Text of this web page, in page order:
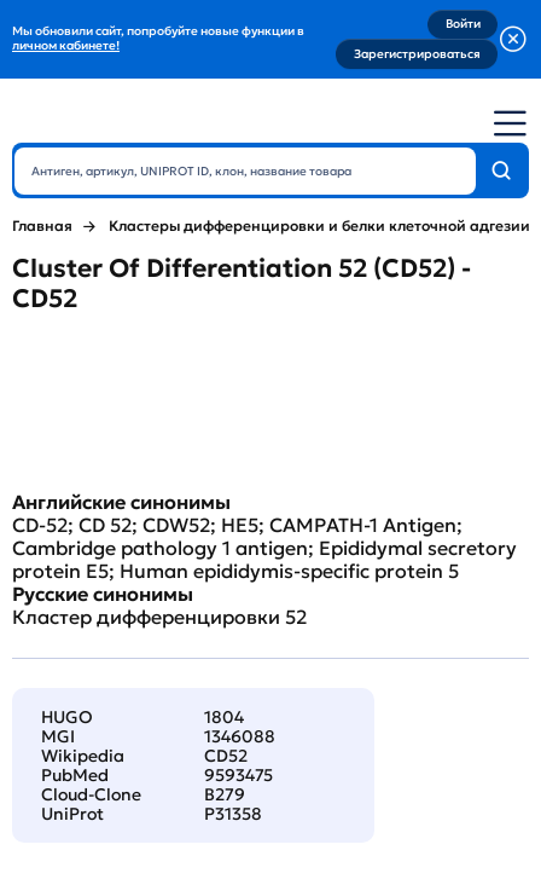
Мы обновили сайт, попробуйте новые функции в
личном кабинете!
Войти
Зарегистрироваться
Главная Кластеры дифференцировки и белки клеточной адгезии
Cluster Of Differentiation 52 (CD52) -
CD52
Английские синонимы
CD-52; CD 52; CDW52; HE5; CAMPATH-1 Antigen;
Cambridge pathology 1 antigen; Epididymal secretory
protein E5; Human epididymis-specific protein 5
Русские синонимы
Кластер дифференцировки 52
HUGO
1804
MGI
1346088
Wikipedia
CD52
PubMed
9593475
Cloud-Clone
B279
UniProt
P31358